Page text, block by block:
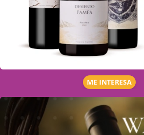
ME INTERESA